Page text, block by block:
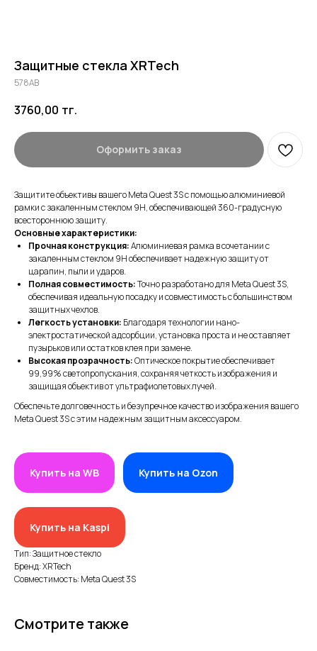
Защитные стекла XRTech
578AB
3760,00 тг.
Оформить заказ
Защитите объективы вашего Meta Quest 3S с помощью алюминиевой
рамки с закаленным стеклом 9H, обеспечивающей 360-градусную
всестороннюю защиту.
Основные характеристики:
Прочная конструкция:Алюминиевая рамка в сочетании с
закаленным стеклом 9H обеспечивает надежную защиту от
царапин, пыли и ударов.
Полная совместимость:Точно разработано для Meta Quest 3S,
обеспечивая идеальную посадку и совместимость с большинством
защитных чехлов.
Легкость установки: Благодаря технологии нано-
электростатической адсорбции, установка проста и не оставляет
пузырьков или остатков клея при замене.
Высокая прозрачность:Оптическое покрытие обеспечивает
99,99% светопропускания, сохраняя четкость изображения и
защищая объектив от ультрафиолетовых лучей.
Обеспечьте долговечность и безупречное качество изображения вашего
Meta Quest 3S с этим надежным защитным аксессуаром.
Купить на WB Купить на Ozon
Купить на Kaspi
Тип: Защитное стекло
Бренд: XRTech
Совместимость: Meta Quest 3S
Смотрите также
ИП XRTech
БИН/ИИН: 951227300034
ИИК: KZ95722S000007569370
КАТЕГОРИИ
Новинки 2025
VR/AR устройства, консоли, роботы
Аксессуары для консолей и ПК